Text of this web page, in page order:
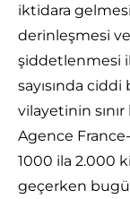
iktidara
derinleşmesi
şiddetlenmesi
sayısında ciddi
vilayetinin
Agence
1000 ila 2.000
geçerken